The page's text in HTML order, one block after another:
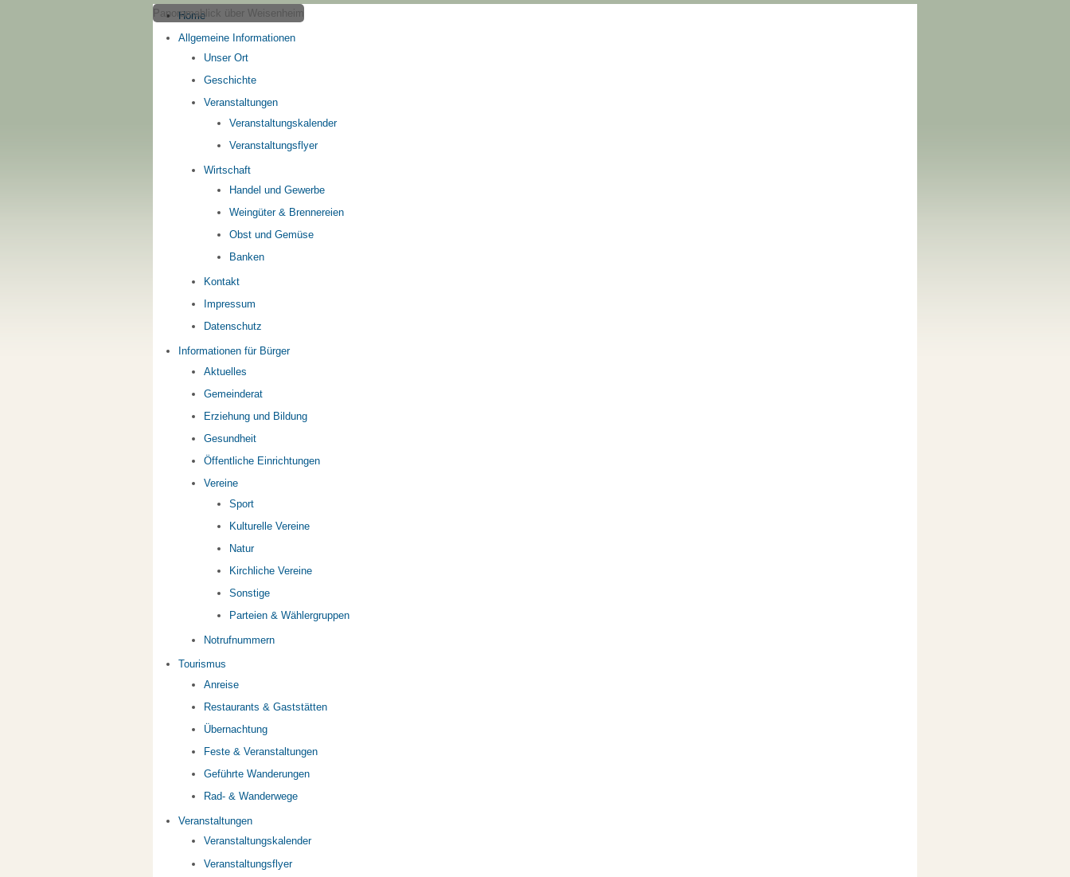
Panoramablick über Weisenheim
Home
Allgemeine Informationen
Unser Ort
Geschichte
Veranstaltungen
Veranstaltungskalender
Veranstaltungsflyer
Wirtschaft
Handel und Gewerbe
Weingüter & Brennereien
Obst und Gemüse
Banken
Kontakt
Impressum
Datenschutz
Informationen für Bürger
Aktuelles
Gemeinderat
Erziehung und Bildung
Gesundheit
Öffentliche Einrichtungen
Vereine
Sport
Kulturelle Vereine
Natur
Kirchliche Vereine
Sonstige
Parteien & Wählergruppen
Notrufnummern
Tourismus
Anreise
Restaurants & Gaststätten
Übernachtung
Feste & Veranstaltungen
Geführte Wanderungen
Rad- & Wanderwege
Veranstaltungen
Veranstaltungskalender
Veranstaltungsflyer